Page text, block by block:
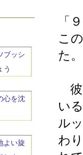
ブッシ
う
心を沈
よい旋
「
こ
た。
彼
い
ル
わ